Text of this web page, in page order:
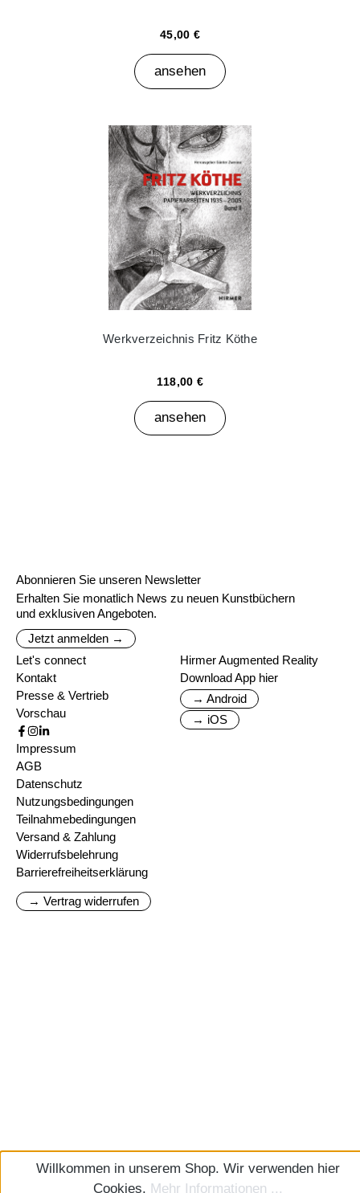
45,00 €
ansehen
Werkverzeichnis Fritz Köthe
118,00 €
ansehen
Abonnieren Sie unseren Newsletter
Erhalten Sie monatlich News zu neuen Kunstbüchern
und exklusiven Angeboten.
Jetzt anmelden →
Let's connect
Kontakt
Presse & Vertrieb
Vorschau
Hirmer Augmented Reality
Download App hier
→ Android
→ iOS
Impressum
AGB
Datenschutz
Nutzungsbedingungen
Teilnahmebedingungen
Versand & Zahlung
Widerrufsbelehrung
Barrierefreiheitserklärung
→ Vertrag widerrufen
Willkommen in unserem Shop. Wir verwenden hier
Cookies. Mehr Informationen ...